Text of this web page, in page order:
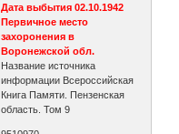
Дата выбытия 02.10.1942
Первичное место
захоронения в
Воронежской обл.
Название источника
информации Всероссийская
Книга Памяти. Пензенская
область. Том 9